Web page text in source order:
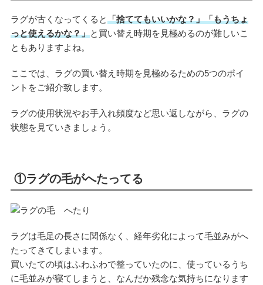
ラグが古くなってくると「捨ててもいいかな？」「もうちょ
っと使えるかな？」と買い替え時期を見極めるのが難しいこ
ともありますよね。
ここでは、ラグの買い替え時期を見極めるための5つのポイ
ントをご紹介致します。
ラグの使用状況やお手入れ頻度など思い返しながら、ラグの
状態を見ていきましょう。
①ラグの毛がへたってる
ラグは毛足の長さに関係なく、経年劣化によって毛並みがへ
たってきてしまいます。
買いたての頃はふわふわで整っていたのに、使っているうち
に毛並みが寝てしまうと、なんだか残念な気持ちになります